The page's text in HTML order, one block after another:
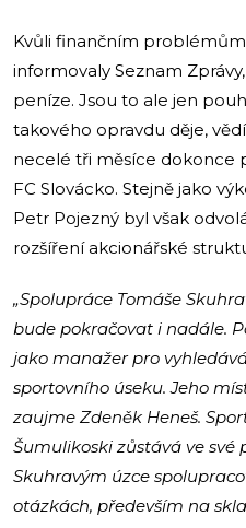
Kvůli finančním
informovaly Seznam
peníze. Jsou to ale jen
takového opravdu děje,
necelé tři měsíce dokonce
FC Slovácko. Stejně jako
Petr Pojezný byl však
rozšíření akcionářské
„Spolupráce Tomáše
bude pokračovat i nadále.
jako manažer pro
sportovního úseku. Jeho
zaujme Zdeněk Heneš.
Šumulikoski zůstává ve své
Skuhravým úzce
otázkách, především na